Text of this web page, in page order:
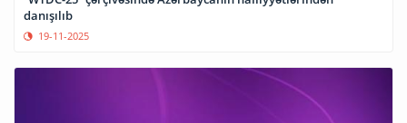
danışılıb
19-11-2025